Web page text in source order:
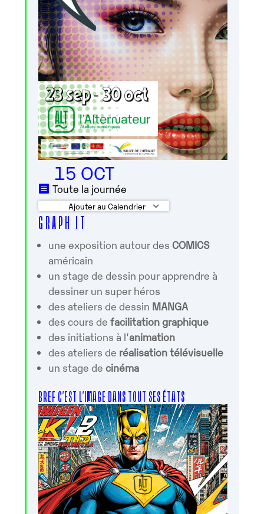
15 OCT
Toute la journée
Ajouter au Calendrier
Télécharger ICS
G R A P H I T
une exposition autour desCOMICS
américain
un stage de dessin pour apprendre à
dessiner un super héros
des ateliers de dessin MANGA
des cours defacilitation graphique
des initiations à l’animation
des ateliers de réalisation télévisuelle
un stage decinéma
BREF C’EST L’IMAGE DANS TOUT SES ÉTATS